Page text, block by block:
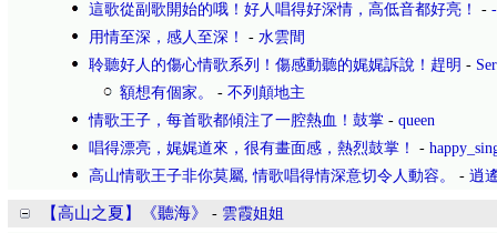
這歌從副歌開始的哦！好人唱得好深情，高低音都好亮！
-
用情至深，感人至深！
- 水雲間
聆聽好人的傷心情歌系列！傷感動聽的娓娓訴說！趕明 -
額想有個家。
- 不列顛地主
情歌王子，每首歌都傾注了一腔熱血！鼓掌 - queen
唱得漂亮，娓娓道來，很有畫面感，熱烈鼓掌！
-
高山情歌王子非你莫屬, 情歌唱得情深意切令人動容。
- 逍
【高山之夏】《聽海》 - 雲霞姐姐